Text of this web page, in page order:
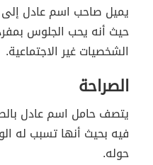
يميل صاحب اسم عادل إلى
حيث أنه يحب الجلوس
الشخصيات غير الاجتماعية.
الصراحة
يتصف حامل اسم عادل
فيه بحيث أنها تسبب له
حوله.